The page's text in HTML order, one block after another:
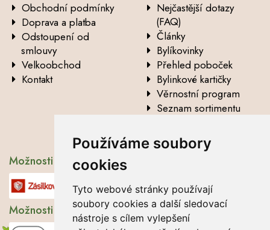
Používáme soubory
cookies
Tyto webové stránky používají
soubory cookies a další sledovací
nástroje s cílem vylepšení
Obchodní podmínky
Doprava a platba
Odstoupení od
smlouvy
Velkoobchod
Kontakt
Nejčastější dotazy
(FAQ)
Články
Bylíkovinky
Přehled poboček
Bylinkové kartičky
Věrnostní program
Seznam sortimentu
údajů
Možnosti dopravy
Možnosti platby